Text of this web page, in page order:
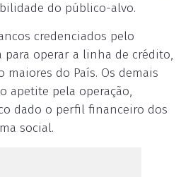
do público-alvo.
credenciados pelo
para operar a linha de crédito,
do País. Os demais
apetite pela operação,
dado o perfil financeiro dos
social.